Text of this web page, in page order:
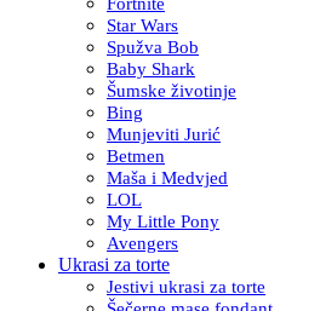
Star Wars
Spužva Bob
Baby Shark
Šumske životinje
Bing
Munjeviti Jurić
Betmen
Maša i Medvjed
LOL
My Little Pony
Avengers
Ukrasi za torte
Jestivi ukrasi za torte